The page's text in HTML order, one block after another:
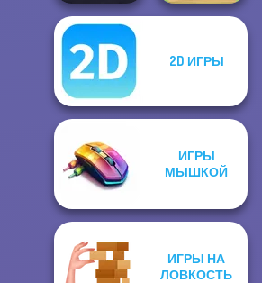
Cyber Highway
Escape
2D ИГРЫ
ИГРЫ
МЫШКОЙ
ИГРЫ НА
ЛОВКОСТЬ